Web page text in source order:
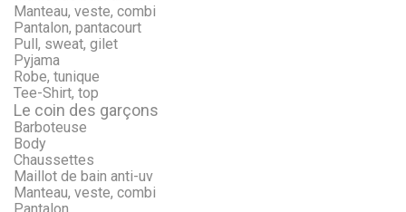
Manteau, veste, combi
Pantalon, pantacourt
Pull, sweat, gilet
Pyjama
Robe, tunique
Tee-Shirt, top
Le coin des garçons
Barboteuse
Body
Chaussettes
Maillot de bain anti-uv
Manteau, veste, combi
Pantalon